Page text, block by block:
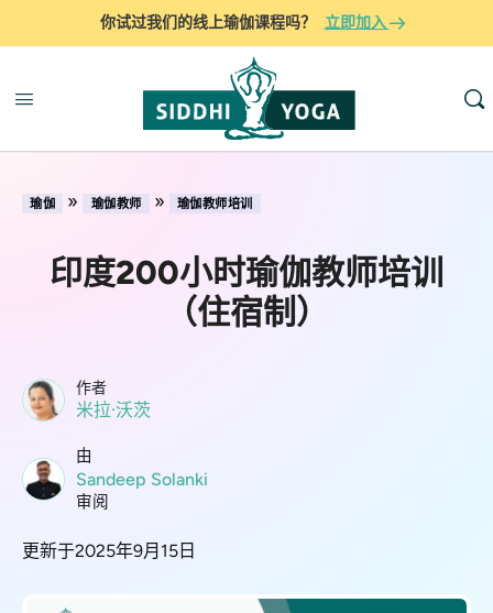
你试过我们的线上瑜伽课程吗？ 立即加入
瑜伽 » 瑜伽教师 » 瑜伽教师培训
印度200小时瑜伽教师培训
（住宿制）
作者
米拉·沃茨
由
Sandeep Solanki
审阅
更新于2025年9月15日